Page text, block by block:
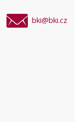
bki@bki.cz